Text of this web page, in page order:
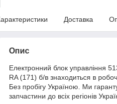
Доставка
Опис
Електронний блок управління
RA (171) б/в знаходиться в
Без пробігу Україною. Ми
запчастини до всіх регіонів